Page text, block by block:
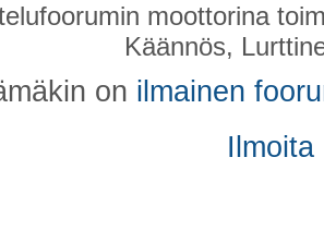
moottorina
Käännös,
on ilmainen